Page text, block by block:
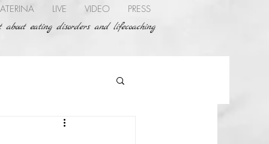
LIVE VIDEO
PRESS
eating disorders and lifecoaching